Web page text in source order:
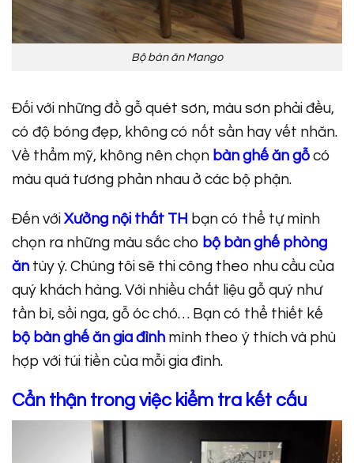
Bộ bàn ăn Mango
Đối với những đồ gỗ quét sơn, màu sơn phải đều,
có độ bóng đẹp, không có nốt sần hay vết nhăn.
Về thẩm mỹ, không nên chọn bàn ghế ăn gỗ có
màu quá tương phản nhau ở các bộ phận.
Đến vớiXưởng nội thất TH bạn có thể tự mình
chọn ra những màu sắc cho bộ bàn ghế phòng
ăn tùy ý. Chúng tôi sẽ thi công theo nhu cầu của
quý khách hàng. Với nhiều chất liệu gỗ quý như
tần bì, sồi nga, gỗ óc chó… Bạn có thể thiết kế
bộ bàn ghế ăn gia đình mình theo ý thích và phù
hợp với túi tiền của mỗi gia đình.
Cẩn thận trong việc kiểm tra kết cấu